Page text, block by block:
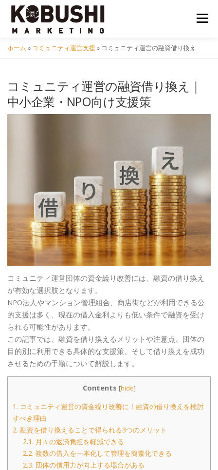
メニュ
コミュニティ サービス 資料DL 問い合わせ
ホーム » コミュニティ運営支援 » コミュニティ運営の融資借り換え
コミュニティ運営の融資借り換え｜
中小企業・NPO向け支援策
コミュニティ運営団体の資金繰り改善には、融資の借り換え
が有効な選択肢となります。
NPO法人やマンション管理組合、商店街などが利用できる公
的支援は多く、現在の借入金利よりも低い条件で融資を受け
られる可能性があります。
この記事では、融資を借り換えるメリットや注意点、団体の
目的別に利用できる具体的な支援策、そして借り換えを成功
させるための手順について解説します。
Contents [hide]
1. コミュニティ運営の資金繰り改善に！融資の借り換えを検討
すべき理由
2. 融資を借り換えることで得られる3つのメリット
2.1. 月々の返済負担を軽減できる
2.2. 複数の借入を一本化して管理を簡素化できる
2.3. 団体の信用力が向上する場合がある